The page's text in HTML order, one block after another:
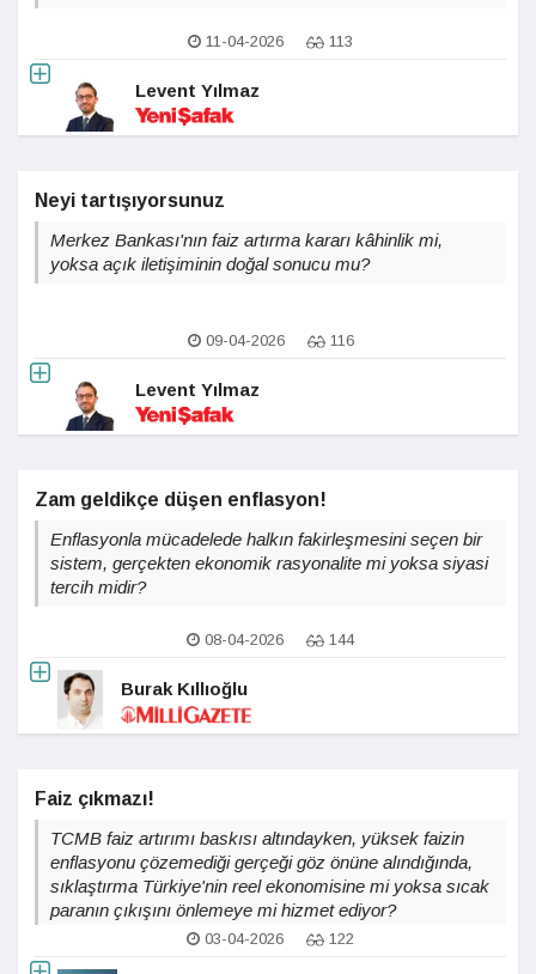
11-04-2026 113
Levent Yılmaz
Neyi tartışıyorsunuz
Merkez Bankası'nın faiz artırma kararı kâhinlik mi,
yoksa açık iletişiminin doğal sonucu mu?
09-04-2026 116
Levent Yılmaz
Zam geldikçe düşen enflasyon!
Enflasyonla mücadelede halkın fakirleşmesini seçen bir
sistem, gerçekten ekonomik rasyonalite mi yoksa siyasi
tercih midir?
08-04-2026 144
Burak Kıllıoğlu
Faiz çıkmazı!
TCMB faiz artırımı baskısı altındayken, yüksek faizin
enflasyonu çözemediği gerçeği göz önüne alındığında,
sıklaştırma Türkiye'nin reel ekonomisine mi yoksa sıcak
paranın çıkışını önlemeye mi hizmet ediyor?
03-04-2026 122